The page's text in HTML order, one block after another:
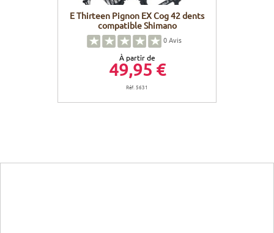
E Thirteen Pignon EX Cog 42 dents
compatible Shimano
0Avis
À partir de
49,95 €
Réf. 5631